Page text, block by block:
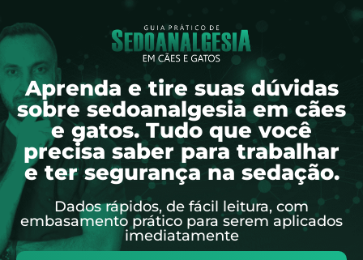
Aprenda e tire suas dúvidas
sobre sedoanalgesia em cães
e gatos. Tudo que você
precisa saber para trabalhar
e ter segurança na sedação.
Dados rápidos, de fácil leitura, com
embasamento prático para serem aplicados
imediatamente